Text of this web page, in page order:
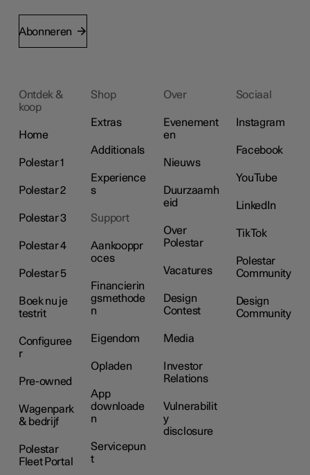
Abonneren
Ontdek &
koop
Home
Polestar 1
Polestar 2
Polestar 3
Polestar 4
Polestar 5
Boek nu je
testrit
Configuree
r
Pre-owned
Wagenpark
& bedrijf
Polestar
Fleet Portal
Shop
Extras
Additionals
Experience
s
Support
Aankooppr
oces
Financierin
gsmethode
n
Eigendom
Opladen
App
downloade
n
Servicepun
t
Over
Evenement
en
Nieuws
Duurzaamh
eid
Over
Polestar
Vacatures
Design
Contest
Media
Investor
Relations
Vulnerabilit
y
disclosure
Sociaal
Instagram
Facebook
YouTube
LinkedIn
TikTok
Polestar
Community
Design
Community